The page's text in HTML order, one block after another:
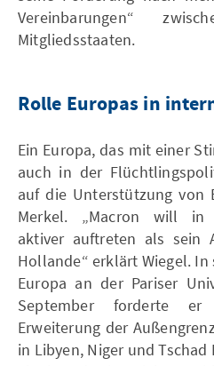
Vereinbarungen“
Mitgliedsstaaten.
Rolle Europas in
Ein Europa, das mit einer
auch in der
auf die Unterstützung von
Merkel. „Macron will in
aktiver auftreten als sein
Hollande“ erklärt Wiegel.
Europa an der Pariser
September forderte
Erweiterung der
in Libyen, Niger und